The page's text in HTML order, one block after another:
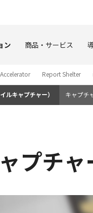
ン 商品・サービス
Report Shelter
キャプチャー） キャプチ
プチャ